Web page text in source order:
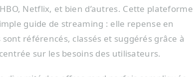
Netflix, et bien d’autres. Cette plateforme
guide de streaming : elle repense en
référencés, classés et suggérés grâce à
sur les besoins des utilisateurs.